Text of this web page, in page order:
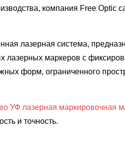
компания Free Optic
лазерная система,
лазерных маркеров с
форм, ограниченного
УФ лазерная маркировочная
и точность.